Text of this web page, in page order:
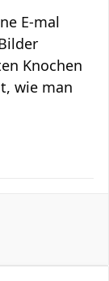
E-mal
Knochen
wie man